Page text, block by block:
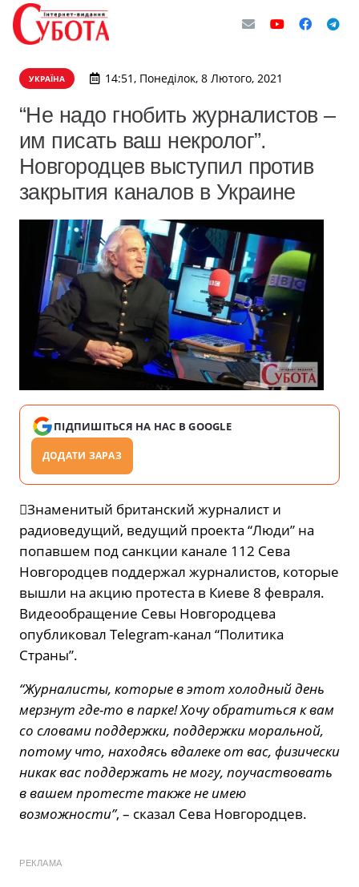
УКРАЇНА 14:51, Понеділок, 8 Лютого, 2021
“Не надо гнобить журналистов –
им писать ваш некролог”.
Новгородцев выступил против
закрытия каналов в Украине
ПІДПИШІТЬСЯ НА НАС В GOOGLE
ДОДАТИ ЗАРАЗ
Знаменитый британский журналист и
радиоведущий, ведущий проекта “Люди” на
попавшем под санкции канале 112 Сева
Новгородцев поддержал журналистов, которые
вышли на акцию протеста в Киеве 8 февраля.
Видеообращение Севы Новгородцева
опубликовал Telegram-канал “Политика
Страны”.
“Журналисты, которые в этот холодный день
мерзнут где-то в парке! Хочу обратиться к вам
со словами поддержки, поддержки моральной,
потому что, находясь вдалеке от вас, физически
никак вас поддержать не могу, поучаствовать
в вашем протесте также не имею
возможности”, – сказал Сева Новгородцев.
РЕКЛАМА